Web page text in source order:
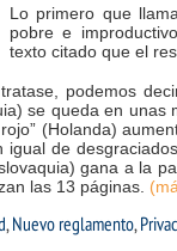
Lo primero que
pobre e
texto citado que el
podemos
se queda en
(Holanda)
igual de
gana a la
las 13 páginas.
, Nuevo reglamento,